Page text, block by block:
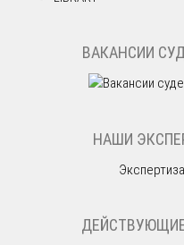
ВАКАНСИИ
НАШИ